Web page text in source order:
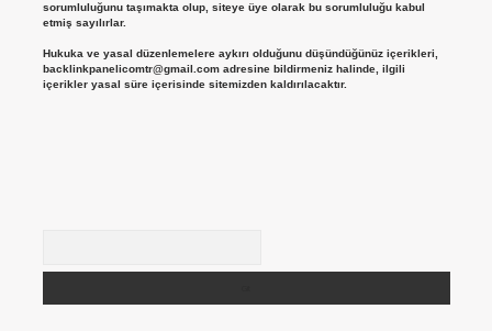
sorumluluğunu taşımakta olup, siteye üye olarak bu sorumluluğu kabul
etmiş sayılırlar.
Hukuka ve yasal düzenlemelere aykırı olduğunu düşündüğünüz içerikleri,
backlinkpanelicomtr@gmail.comadresine bildirmeniz halinde, ilgili
içerikler yasal süre içerisinde sitemizden kaldırılacaktır.